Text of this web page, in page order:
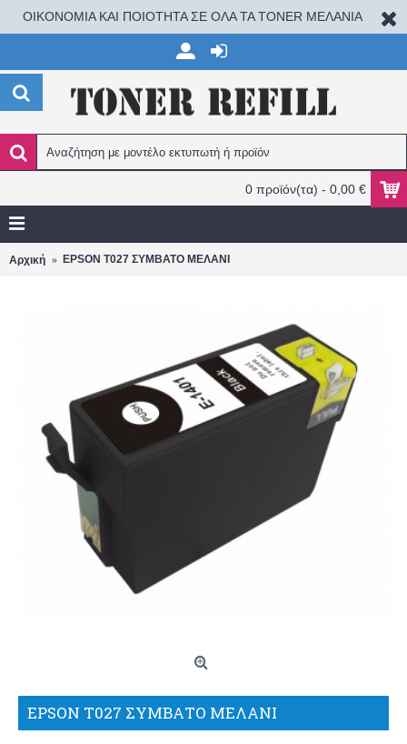
ΟΙΚΟΝΟΜΙΑ ΚΑΙ ΠΟΙΟΤΗΤΑ ΣΕ ΟΛΑ ΤΑ TONER ΜΕΛΑΝΙΑ
0 προϊόν(τα) - 0,00 €
Αρχική EPSON T027 ΣΥΜΒΑΤΟ ΜΕΛΑΝΙ
EPSON T027 ΣΥΜΒΑΤΟ ΜΕΛΑΝΙ